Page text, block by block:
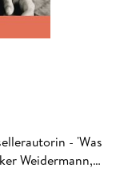
- 'Was
Weidermann,